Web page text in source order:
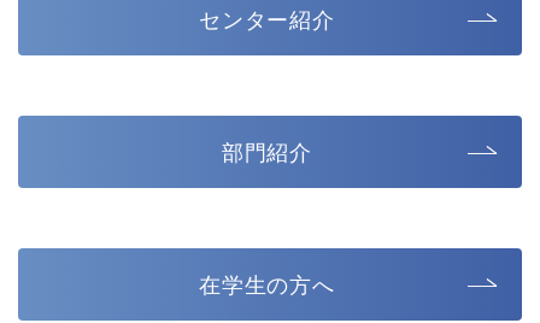
センター紹介
部門紹介
在学生の方へ